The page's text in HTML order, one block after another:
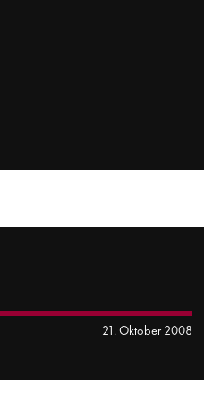
21. Oktober 2008